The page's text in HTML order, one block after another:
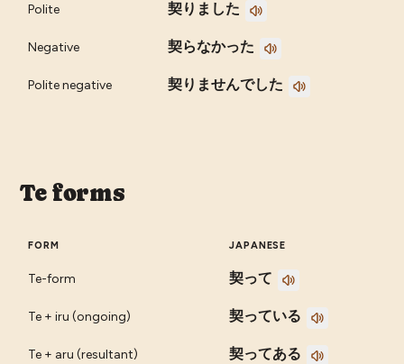
Polite 契りました
Negative 契らなかった
Polite negative 契りませんでした
Te forms
FORM JAPANESE
Te-form 契って
Te + iru (ongoing) 契っている
Te + aru (resultant) 契ってある